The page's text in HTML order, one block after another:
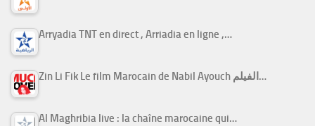
Arryadia TNT en direct , Arriadia en ligne ,…
Zin Li Fik Le film Marocain de Nabil Ayouch الفيلم…
Al Maghribia live : la chaîne marocaine qui…